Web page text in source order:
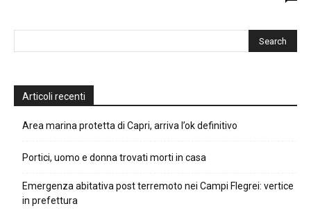
Articoli recenti
Area marina protetta di Capri, arriva l’ok definitivo
Portici, uomo e donna trovati morti in casa
Emergenza abitativa post terremoto nei Campi Flegrei: vertice
in prefettura